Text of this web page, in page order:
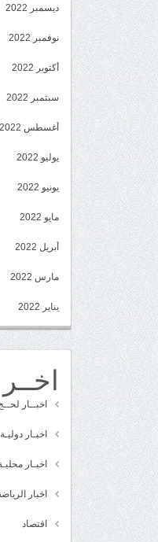
ديسمبر 2022
نوفمبر 2022
أكتوبر 2022
سبتمبر 2022
أغسطس 2022
يوليو 2022
يونيو 2022
مايو 2022
أبريل 2022
مارس 2022
يناير 2022
اخبــار
اخبـار دوليـة
اخبـار
اخبار
اقتصاد